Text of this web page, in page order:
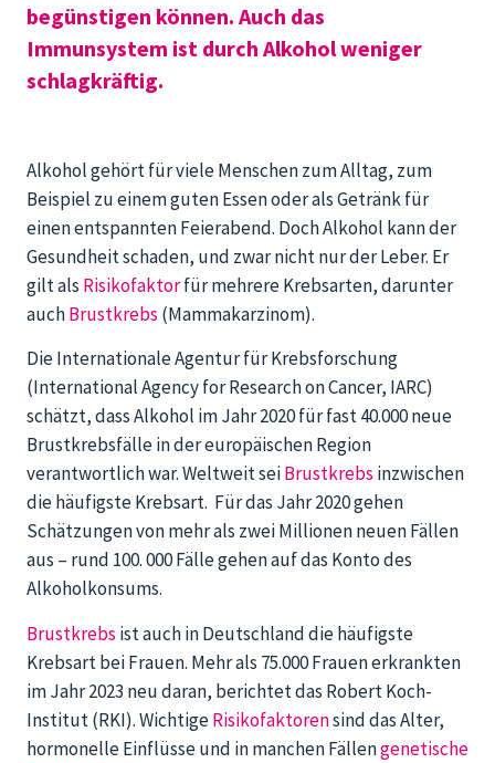
begünstigen können. Auch das
Immunsystem ist durch Alkohol weniger
schlagkräftig.
Alkohol gehört für viele Menschen zum Alltag, zum
Beispiel zu einem guten Essen oder als Getränk für
einen entspannten Feierabend. Doch Alkohol kann der
Gesundheit schaden, und zwar nicht nur der Leber. Er
gilt als Risikofaktorfür mehrere Krebsarten, darunter
auchBrustkrebs (Mammakarzinom).
Die Internationale Agentur für Krebsforschung
(International Agency for Research on Cancer, IARC)
schätzt, dass Alkohol im Jahr 2020 für fast 40.000 neue
Brustkrebsfälle in der europäischen Region
verantwortlich war. Weltweit seiBrustkrebs inzwischen
die häufigste Krebsart. Für das Jahr 2020 gehen
Schätzungen von mehr als zwei Millionen neuen Fällen
aus – rund 100. 000 Fälle gehen auf das Konto des
Alkoholkonsums.
Brustkrebs ist auch in Deutschland die häufigste
Krebsart bei Frauen. Mehr als 75.000 Frauen erkrankten
im Jahr 2023 neu daran, berichtet das Robert Koch-
Institut (RKI). WichtigeRisikofaktorensind das Alter,
hormonelle Einflüsse und in manchen Fällengenetische